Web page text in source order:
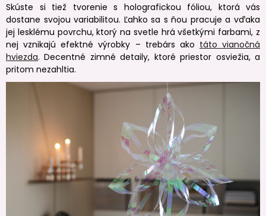
Skúste si tiež tvorenie s holografickou fóliou, ktorá vás
dostane svojou variabilitou. Ľahko sa s ňou pracuje a vďaka
jej lesklému povrchu, ktorý na svetle hrá všetkými farbami, z
nej vznikajú efektné výrobky – trebárs ako táto vianočná
hviezda. Decentné zimné detaily, ktoré priestor osviežia, a
pritom nezahltia.